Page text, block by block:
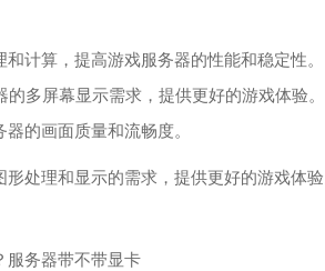
计算，提高游戏服务器的性能和稳定性。
多屏幕显示需求，提供更好的游戏体验。
的画面质量和流畅度。
处理和显示的需求，提供更好的游戏体验
服务器带不带显卡